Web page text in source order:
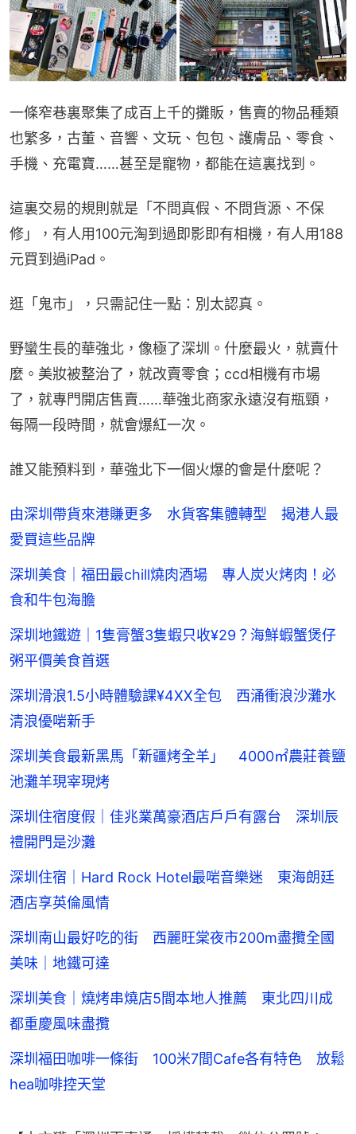
一條窄巷裏聚集了成百上千的攤販，售賣的物品種類
也繁多，古董、音響、文玩、包包、護膚品、零食、
手機、充電寶……甚至是寵物，都能在這裏找到。
這裏交易的規則就是「不問真假、不問貨源、不保
修」，有人用100元淘到過即影即有相機，有人用188
元買到過iPad。
逛「鬼市」，只需記住一點：別太認真。
野蠻生長的華強北，像極了深圳。什麼最火，就賣什
麼。美妝被整治了，就改賣零食；ccd相機有市場
了，就專門開店售賣……華強北商家永遠沒有瓶頸，
每隔一段時間，就會爆紅一次。
誰又能預料到，華強北下一個火爆的會是什麼呢？
由深圳帶貨來港賺更多 水貨客集體轉型 揭港人最
愛買這些品牌
深圳美食｜福田最chill燒肉酒場 專人炭火烤肉！必
食和牛包海膽
深圳地鐵遊｜1隻膏蟹3隻蝦只收¥29？海鮮蝦蟹煲仔
粥平價美食首選
深圳滑浪1.5小時體驗課¥4XX全包 西涌衝浪沙灘水
清浪優啱新手
深圳美食最新黑馬「新疆烤全羊」 4000㎡農莊養鹽
池灘羊現宰現烤
深圳住宿度假｜佳兆業萬豪酒店戶戶有露台 深圳辰
禮開門是沙灘
深圳住宿｜Hard Rock Hotel最啱音樂迷 東海朗廷
酒店享英倫風情
深圳南山最好吃的街 西麗旺棠夜市200m盡攬全國
美味｜地鐵可達
深圳美食｜燒烤串燒店5間本地人推薦 東北四川成
都重慶風味盡攬
深圳福田咖啡一條街 100米7間Cafe各有特色 放鬆
hea咖啡控天堂